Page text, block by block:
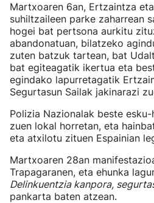
Martxoaren 6an, Ertzaintza
suhiltzaileen parke zaharrean
hogei bat pertsona aurkitu
abandonatuan, bilatzeko
zuten batzuk tartean, bat
bat egiteagatik ikertua eta
egindako lapurretagatik
Segurtasun Sailak jakinarazi
Polizia Nazionalak beste
zuen lokal horretan, eta
eta atxilotu zituen Espainian
Martxoaren 28an
Trapagaranen, eta ehunka
Delinkuentzia kanpora,
pankarta baten atzean.